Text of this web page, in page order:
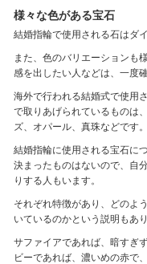
様々な色がある宝石
結婚指輪で使用される石はダ
また、色のバリエーションも
感を出したい人などは、一度
海外で行われる結婚式で使用
で取りあげられているものは
ズ、オパール、真珠などです。
結婚指輪に使用される宝石に
決まったものはないので、自
りする人もいます。
それぞれ特徴があり、どのよ
いているのかという説明もあり
サファイアであれば、暗すぎ
ビーであれば、濃いめの赤で